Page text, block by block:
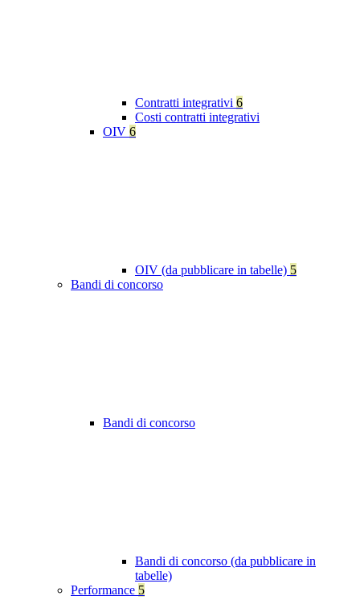
Contratti integrativi 6
Costi contratti integrativi
OIV 6
OIV (da pubblicare in tabelle) 5
Bandi di concorso
Bandi di concorso
Bandi di concorso (da pubblicare in
tabelle)
Performance 5